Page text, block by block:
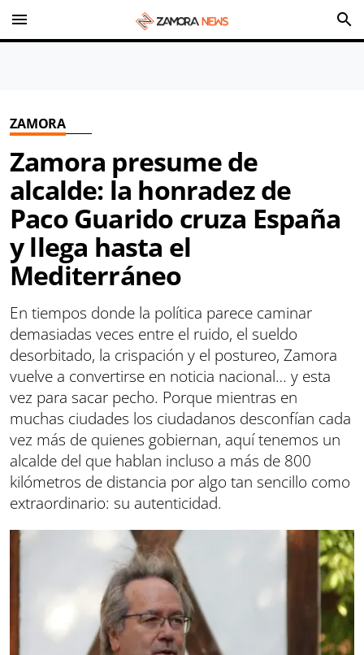
menu search
ZAMORA
Zamora presume de
alcalde: la honradez de
Paco Guarido cruza España
y llega hasta el
Mediterráneo
En tiempos donde la política parece caminar
demasiadas veces entre el ruido, el sueldo
desorbitado, la crispación y el postureo, Zamora
vuelve a convertirse en noticia nacional… y esta
vez para sacar pecho. Porque mientras en
muchas ciudades los ciudadanos desconfían cada
vez más de quienes gobiernan, aquí tenemos un
alcalde del que hablan incluso a más de 800
kilómetros de distancia por algo tan sencillo como
extraordinario: su autenticidad.